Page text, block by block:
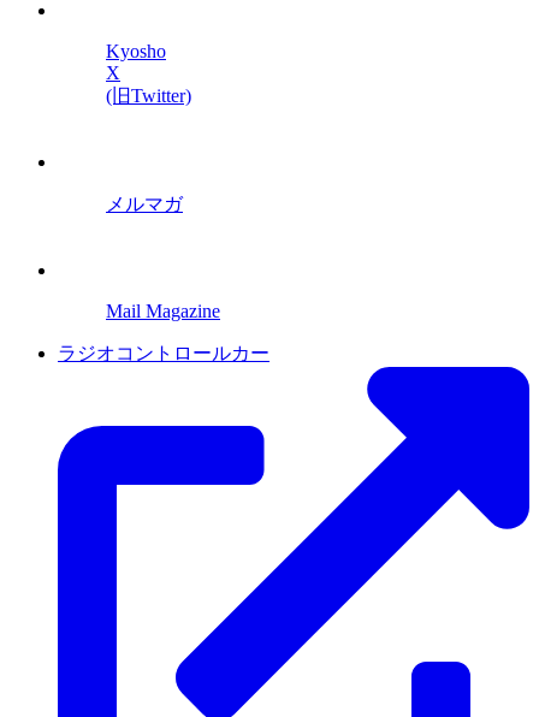
Kyosho
X
(旧Twitter)
メルマガ
Mail Magazine
ラジオコントロールカー